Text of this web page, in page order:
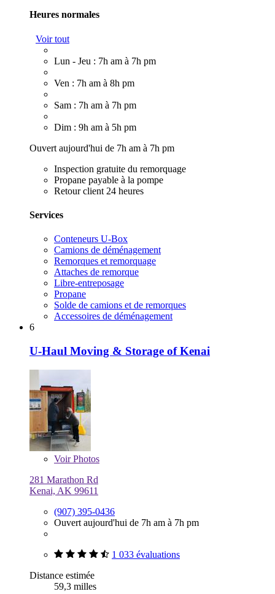
Heures normales
Voir tout
Lun - Jeu : 7h am à 7h pm
Ven : 7h am à 8h pm
Sam : 7h am à 7h pm
Dim : 9h am à 5h pm
Ouvert aujourd'hui de 7h am à 7h pm
Inspection gratuite du remorquage
Propane payable à la pompe
Retour client 24 heures
Services
Conteneurs U-Box
Camions de déménagement
Remorques et remorquage
Attaches de remorque
Libre-entreposage
Propane
Solde de camions et de remorques
Accessoires de déménagement
6
U-Haul Moving & Storage of Kenai
VoirPhotos
281 Marathon Rd
Kenai, AK 99611
(907) 395-0436
Ouvert aujourd'hui de 7h am à 7h pm
1 033 évaluations
Distance estimée
59,3 milles